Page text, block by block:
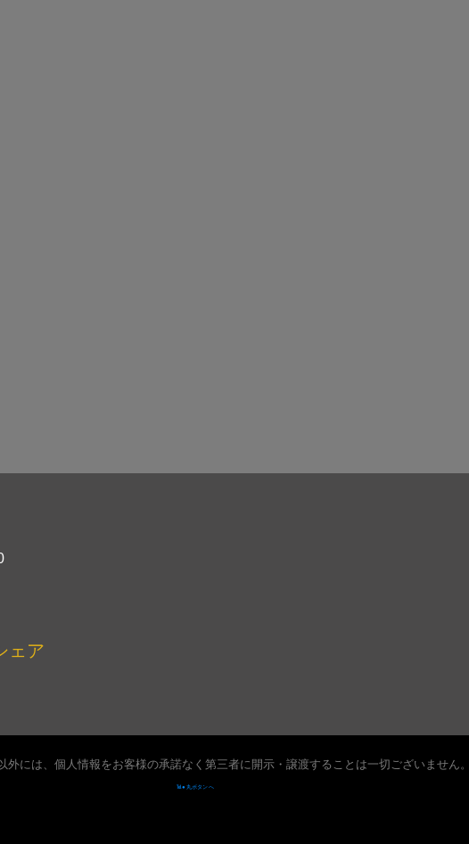
ェア
外には、個人情報をお客様の承諾なく第三者に開示・譲渡することは一切ございません。
Tel ● 丸ボタン へ